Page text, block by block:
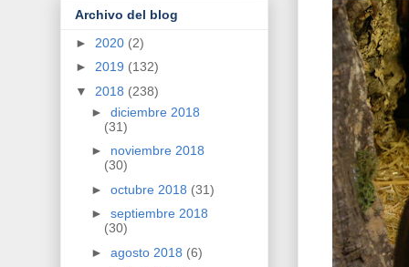
Archivo del blog
► 2020 (2)
► 2019 (132)
▼ 2018 (238)
► diciembre 2018
(31)
► noviembre 2018
(30)
► octubre 2018 (31)
► septiembre 2018
(30)
► agosto 2018 (6)